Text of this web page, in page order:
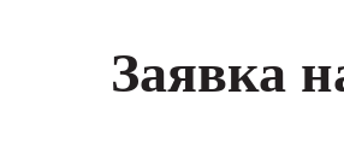
Заявка